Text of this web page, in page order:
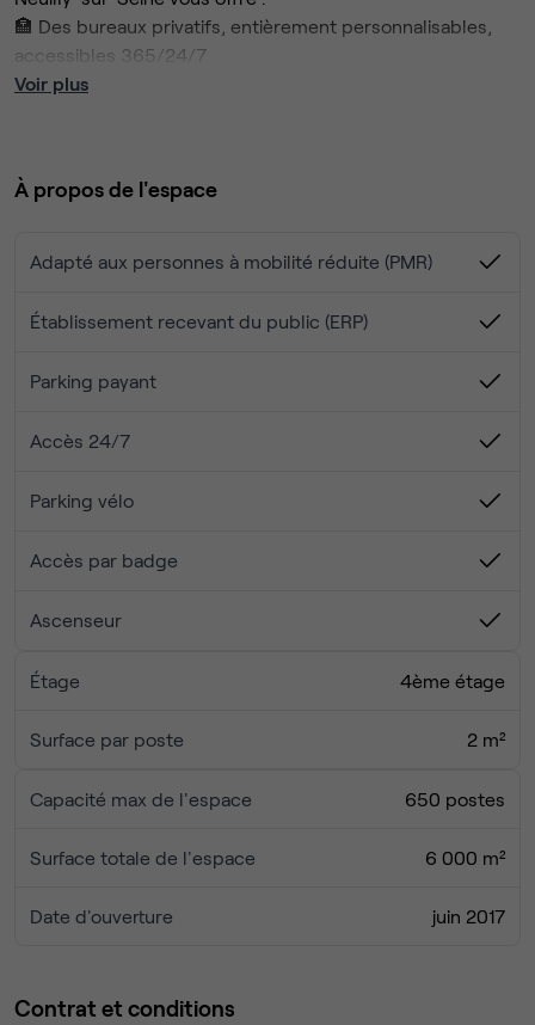
🏣 Des bureaux privatifs, entièrement personnalisables,
accessibles 365/24/7
🪑 Un mobilier ergonomique
🍵 Des tisaneries et salons cosy pour des moments de
🚗 Un parking disponible pour un accès pratique
📶 Wifi sécurisé et reprographie
travail premium aux portes de Paris 🌟 ! Sur notre site, des
afterworks, meet-ups, conférences et ateliers bien-être
accueillant et accessible ? Venez visiter notre site de
conçu pour favoriser le bien-être et la productivité !
Voir plus
À propos de l'espace
Adapté aux personnes à mobilité réduite (PMR)
Établissement recevant du public (ERP)
Parking payant
Accès 24/7
Parking vélo
Accès par badge
Ascenseur
Étage 4ème étage
Surface par poste 2 m²
Capacité max de l'espace 650 postes
Surface totale de l'espace 6 000 m²
Date d'ouverture juin 2017
Contrat et conditions